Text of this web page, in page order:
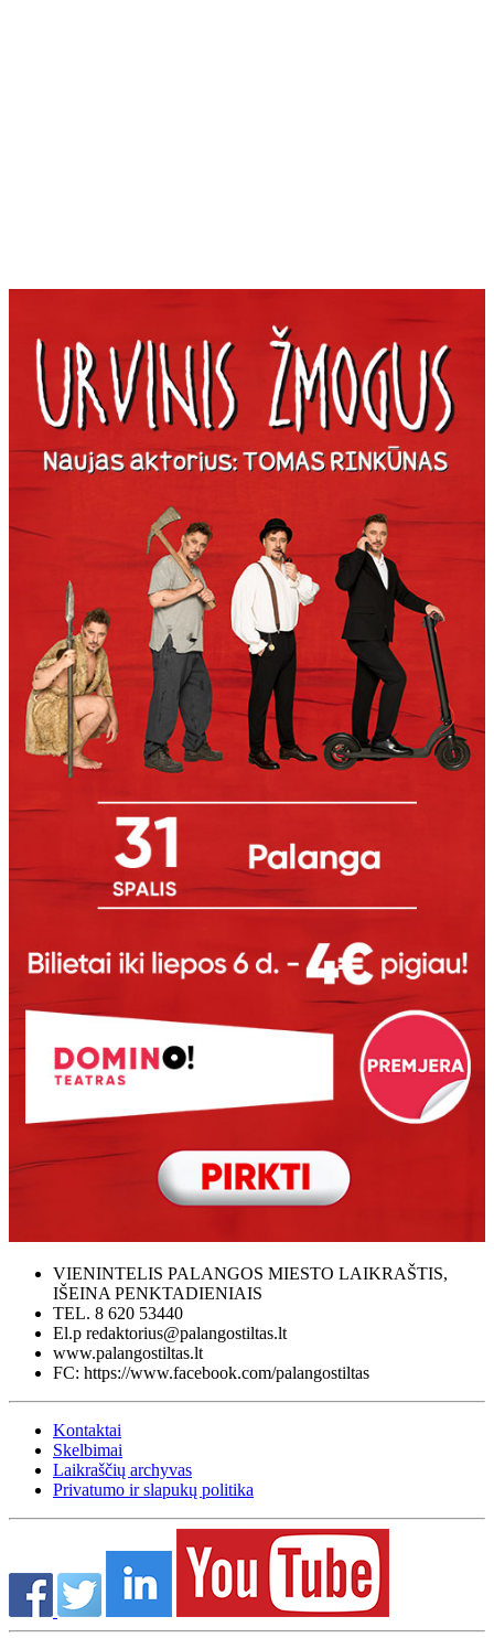
VIENINTELIS PALANGOS MIESTO LAIKRAŠTIS,
IŠEINA PENKTADIENIAIS
TEL. 8 620 53440
El.p redaktorius@palangostiltas.lt
www.palangostiltas.lt
FC: https://www.facebook.com/palangostiltas
Kontaktai
Skelbimai
Laikraščių archyvas
Privatumo ir slapukų politika